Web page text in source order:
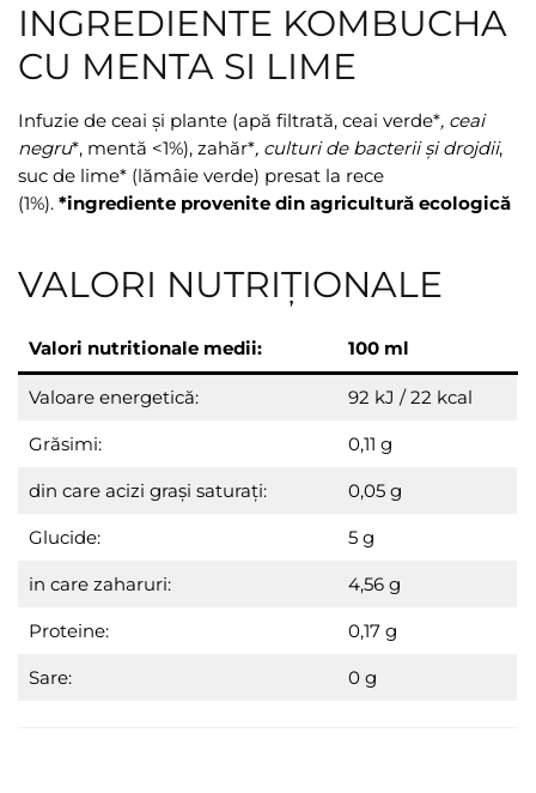
INGREDIENTE KOMBUCHA
CU MENTA SI LIME
Infuzie de ceai și plante (apă filtrată, ceai verde*, ceai
negru*, mentă <1%), zahăr*, culturi de bacterii și drojdii,
suc de lime* (lămâie verde) presat la rece
(1%). *ingrediente provenite din agricultură ecologică
VALORI NUTRIȚIONALE
Valori nutritionale medii: 100 ml
Valoare energetică: 92 kJ / 22 kcal
Grăsimi: 0,11 g
din care acizi grași saturaţi: 0,05 g
Glucide: 5 g
in care zaharuri: 4,56 g
Proteine: 0,17 g
Sare: 0 g